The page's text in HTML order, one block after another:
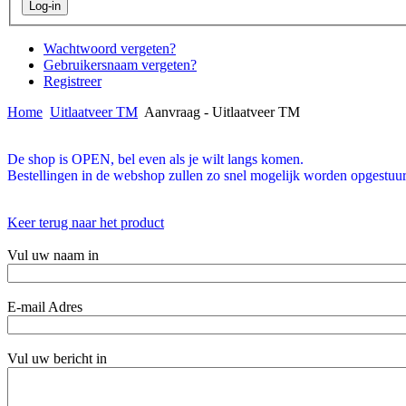
Wachtwoord vergeten?
Gebruikersnaam vergeten?
Registreer
Home Uitlaatveer TM Aanvraag - Uitlaatveer TM
De shop is OPEN, bel even als je wilt langs komen.
Bestellingen in de webshop zullen zo snel mogelijk worden
Keer terug naar het product
Vul uw naam in
E-mail Adres
Vul uw bericht in